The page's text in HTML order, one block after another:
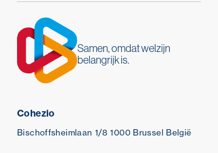
Samen, omdat welzijn
belangrijk is.
Cohezio
Bischoffsheimlaan 1/8 1000 Brussel België